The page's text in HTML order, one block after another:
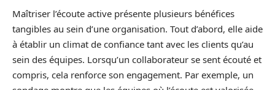
Maîtriser l’écoute active présente plusieurs bénéfices
tangibles au sein d’une organisation. Tout d’abord, elle aide
à établir un climat de confiance tant avec les clients qu’au
sein des équipes. Lorsqu’un collaborateur se sent écouté et
compris, cela renforce son engagement. Par exemple, un